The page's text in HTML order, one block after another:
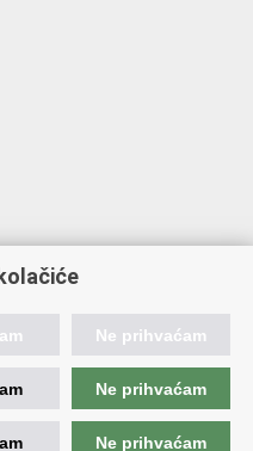
hranu
ribarstvu i ruralnom
Ne prihvaćam
Ne prihvaćam
Ne prihvaćam